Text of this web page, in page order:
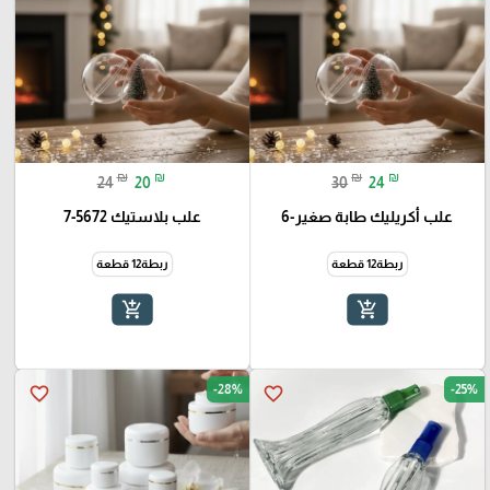
30 ₪ 24 ₪
علب أكريليك طابة صغير-6
ربطة12 قطعة
add_shopping_cart
24 ₪ 20 ₪
علب بلاستيك 5672-7
ربطة12 قطعة
add_shopping_cart
favorite_border -25%
favorite_border -28%